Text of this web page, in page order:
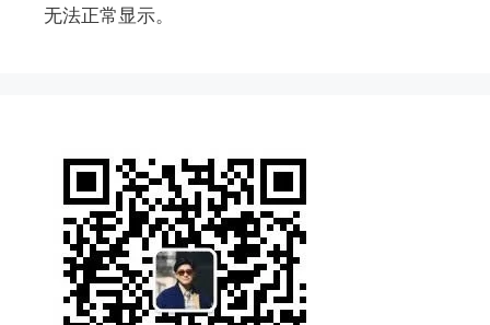
无法正常显示。